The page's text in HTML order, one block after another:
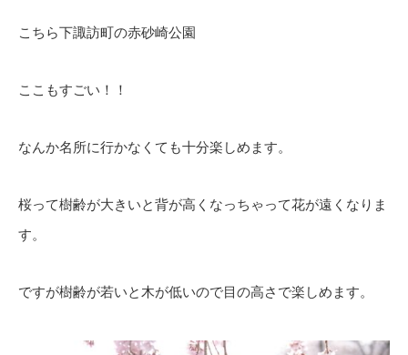
こちら下諏訪町の赤砂崎公園
ここもすごい！！
なんか名所に行かなくても十分楽しめます。
桜って樹齢が大きいと背が高くなっちゃって花が遠くなりま
す。
ですが樹齢が若いと木が低いので目の高さで楽しめます。